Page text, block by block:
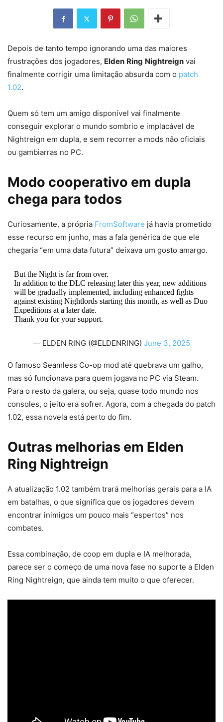
Depois de tanto tempo ignorando uma das maiores
frustrações dos jogadores, Elden Ring Nightreign vai
finalmente corrigir uma limitação absurda com o patch
1.02.
Quem só tem um amigo disponível vai finalmente
conseguir explorar o mundo sombrio e implacável de
Nightreign em dupla, e sem recorrer a mods não oficiais
ou gambiarras no PC.
Modo cooperativo em dupla
chega para todos
Curiosamente, a própria FromSoftware já havia prometido
esse recurso em junho, mas a fala genérica de que ele
chegaria “em uma data futura” deixava um gosto amargo.
But the Night is far from over.
In addition to the DLC releasing later this year, new additions
will be gradually implemented, including enhanced fights
against existing Nightlords starting this month, as well as Duo
Expeditions at a later date.
Thank you for your support.
— ELDEN RING (@ELDENRING) June 3, 2025
O famoso Seamless Co-op mod até quebrava um galho,
mas só funcionava para quem jogava no PC via Steam.
Para o resto da galera, ou seja, quase todo mundo nos
consoles, o jeito era sofrer. Agora, com a chegada do patch
1.02, essa novela está perto do fim.
Outras melhorias em Elden
Ring Nightreign
A atualização 1.02 também trará melhorias gerais para a IA
em batalhas, o que significa que os jogadores devem
encontrar inimigos um pouco mais “espertos” nos
combates.
Essa combinação, de coop em dupla e IA melhorada,
parece ser o começo de uma nova fase no suporte a Elden
Ring Nightreign, que ainda tem muito o que oferecer.